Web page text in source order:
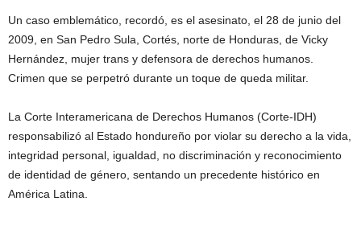
Un caso emblemático, recordó, es el asesinato, el 28 de junio del
2009, en San Pedro Sula, Cortés, norte de Honduras, de Vicky
Hernández, mujer trans y defensora de derechos humanos.
Crimen que se perpetró durante un toque de queda militar.
La Corte Interamericana de Derechos Humanos (Corte-IDH)
responsabilizó al Estado hondureño por violar su derecho a la vida,
integridad personal, igualdad, no discriminación y reconocimiento
de identidad de género, sentando un precedente histórico en
América Latina.